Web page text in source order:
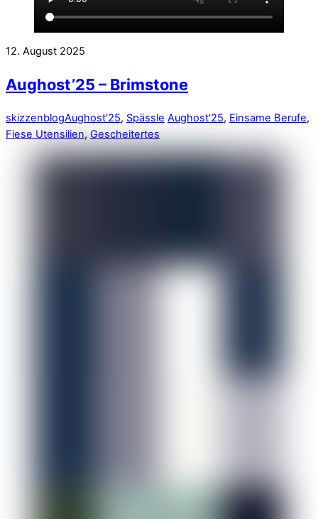
12. August 2025
Aughost’25 – Brimstone
skizzenblogAughost'25, Spässle Aughost'25, Einsame Berufe,
Fiese Utensilien, Gescheitertes